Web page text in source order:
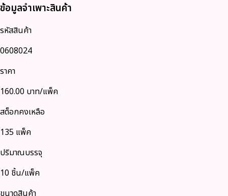
ข้อมูลจำเพาะสินค้า
รหัสสินค้า
0608024
ราคา
160.00 บาท/แพ็ค
สต็อกคงเหลือ
135 แพ็ค
ปริมาณบรรจุ
10 ชิ้น/แพ็ค